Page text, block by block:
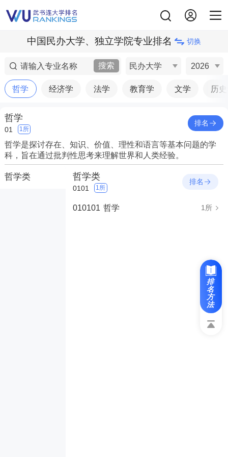
中国民办大学、独立学院专业排名 切换
搜索 民办大学 2026
哲学 经济学 法学 教育学 文学 历
哲学
01 1所
排名
哲学是探讨存在、知识、价值、理性和语言等基本问题的学
科，旨在通过批判性思考来理解世界和人类经验。
哲学类 哲学类
0101 1所
排名
010101 哲学 1所
排
名
方
法